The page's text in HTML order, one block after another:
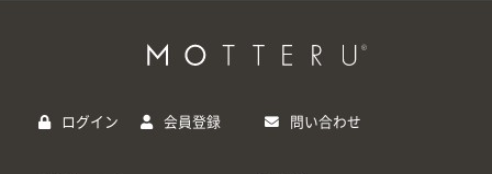
ログイン 会員登録 問い合わせ